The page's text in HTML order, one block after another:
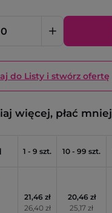
do Listy i stwórz ofertę
więcej, płać mniej
1 - 9 szt. 10 - 99 szt.
21,46 zł
26,40 zł
20,46 zł
25,17 zł